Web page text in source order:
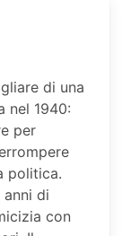
di una
nel 1940:
per
politica.
di
con